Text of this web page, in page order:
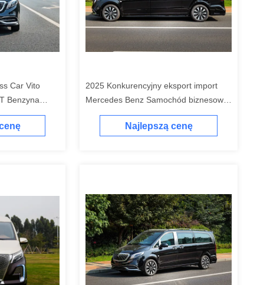
Car Vito
Benzyna
350Nm
2025 Konkurencyjny eksport import
Mercedes Benz Samochód biznesowy
MPV 2.0T
Najlepszą cenę